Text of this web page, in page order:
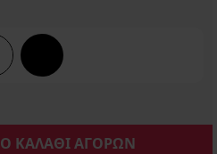
ΚΑΛΑΘΙ ΑΓΟΡΩΝ